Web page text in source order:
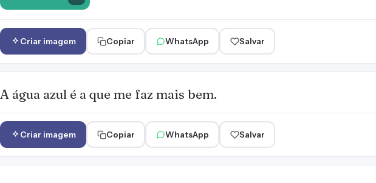
Criar imagem Copiar WhatsApp Salvar
A água azul é a que me faz mais bem.
Criar imagem Copiar WhatsApp Salvar